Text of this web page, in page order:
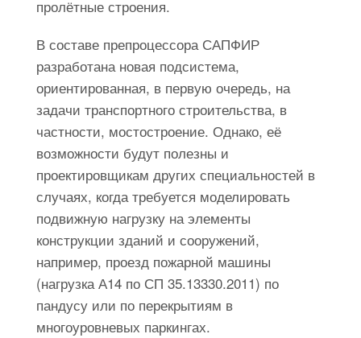
пролётные строения.
В составе препроцессора САПФИР
разработана новая подсистема,
ориентированная, в первую очередь, на
задачи транспортного строительства, в
частности, мостостроение. Однако, её
возможности будут полезны и
проектировщикам других специальностей в
случаях, когда требуется моделировать
подвижную нагрузку на элементы
конструкции зданий и сооружений,
например, проезд пожарной машины
(нагрузка А14 по СП 35.13330.2011) по
пандусу или по перекрытиям в
многоуровневых паркингах.